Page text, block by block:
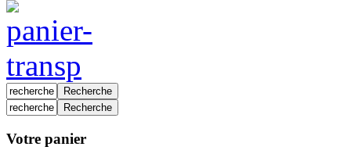
Votre panier